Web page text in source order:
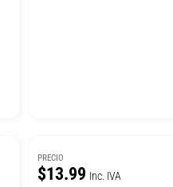
PRECIO
$13.99 Inc. IVA